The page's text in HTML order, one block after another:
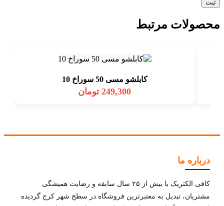
محصولات مرتبط
کابلشو مسی 50 سوراخ 10
249,300 تومان
درباره ما
کافی الکتریک با بیش از ۲۵ سال سابقه و رضایت همیشگی
مشتریان، تبدیل به معتبرترین فروشگاه در سطح شهر کرج گردیده